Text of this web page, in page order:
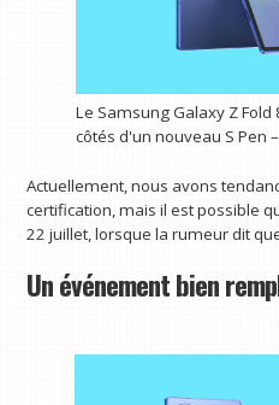
Le Samsung Galaxy Z
côtés d'un nouveau S Pen
Actuellement, nous avons
certification, mais il est possible
22 juillet, lorsque la rumeur dit
Un événement bien